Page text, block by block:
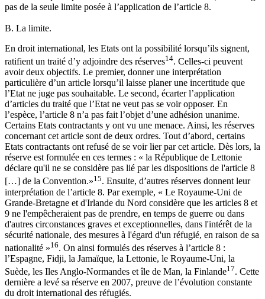
pas de la seule limite posée à l’application de l’article 8.
B. La limite.
En droit international, les Etats ont la possibilité lorsqu’ils signent,
ratifient un traité d’y adjoindre des réserves14. Celles-ci peuvent
avoir deux objectifs. Le premier, donner une interprétation
particulière d’un article lorsqu’il laisse planer une incertitude que
l’Etat ne juge pas souhaitable. Le second, écarter l’application
d’articles du traité que l’Etat ne veut pas se voir opposer. En
l’espèce, l’article 8 n’a pas fait l’objet d’une adhésion unanime.
Certains Etats contractants y ont vu une menace. Ainsi, les réserves
concernant cet article sont de deux ordres. Tout d’abord, certains
Etats contractants ont refusé de se voir lier par cet article. Dès lors, la
réserve est formulée en ces termes : « la République de Lettonie
déclare qu'il ne se considère pas lié par les dispositions de l'article 8
[…] de la Convention.»15. Ensuite, d’autres réserves donnent leur
interprétation de l’article 8. Par exemple, « Le Royaume-Uni de
Grande-Bretagne et d'Irlande du Nord considère que les articles 8 et
9 ne l'empêcheraient pas de prendre, en temps de guerre ou dans
d'autres circonstances graves et exceptionnelles, dans l'intérêt de la
sécurité nationale, des mesures à l'égard d'un réfugié, en raison de sa
nationalité »16. On ainsi formulés des réserves à l’article 8 :
l’Espagne, Fidji, la Jamaïque, la Lettonie, le Royaume-Uni, la
Suède, les Iles Anglo-Normandes et île de Man, la Finlande17. Cette
dernière a levé sa réserve en 2007, preuve de l’évolution constante
du droit international des réfugiés.